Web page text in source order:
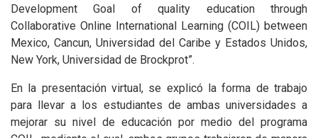
Development Goal of quality education through
Collaborative Online International Learning (COIL) between
Mexico, Cancun, Universidad del Caribe y Estados Unidos,
New York, Universidad de Brockprot”.
En la presentación virtual, se explicó la forma de trabajo
para llevar a los estudiantes de ambas universidades a
mejorar su nivel de educación por medio del programa